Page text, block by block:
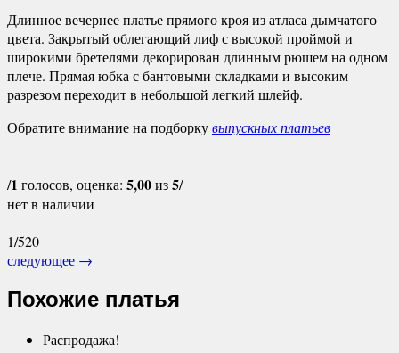
Длинное вечернее платье прямого кроя из атласа дымчатого
цвета. Закрытый облегающий лиф с высокой проймой и
широкими бретелями декорирован длинным рюшем на одном
плече. Прямая юбка с бантовыми складками и высоким
разрезом переходит в небольшой легкий шлейф.
Обратите внимание на подборкувыпускных платьев
/1 голосов, оценка: 5,00из5/
нет в наличии
1/520
следующее →
Похожие платья
Распродажа!